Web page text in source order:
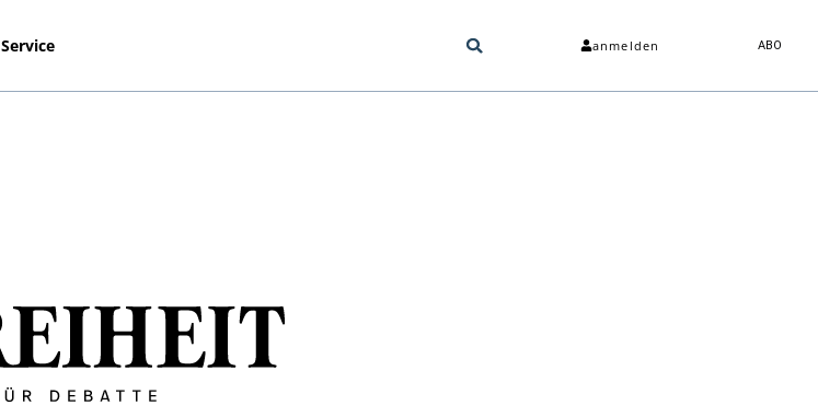
Service anmelden ABO